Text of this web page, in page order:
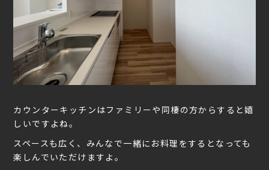
カウンターキッチンはファミリーや同棲の方からすると嬉
しいですよね。
スペースも広く、みんなで一緒にお料理をするとなっても
楽しんでいただけますよ。